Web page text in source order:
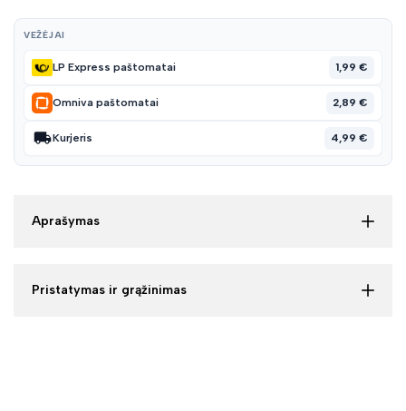
VEŽĖJAI
LP Express paštomatai 1,99 €
Omniva paštomatai 2,89 €
Kurjeris 4,99 €
Aprašymas
Pristatymas ir grąžinimas